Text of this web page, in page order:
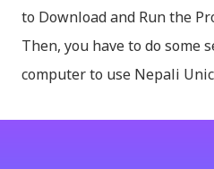
to Download and Run the
Then, you have to do some
computer to use Nepali